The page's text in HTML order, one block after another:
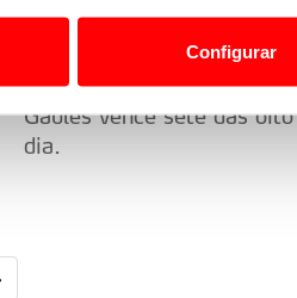
sua experiência digital,
bem como para analisar dados
internacionais de dados
estritamente necessário no
Configurar
OGIER ARRASA
SEGUNDO DIA NA
Gaulês vence sete das
dia.